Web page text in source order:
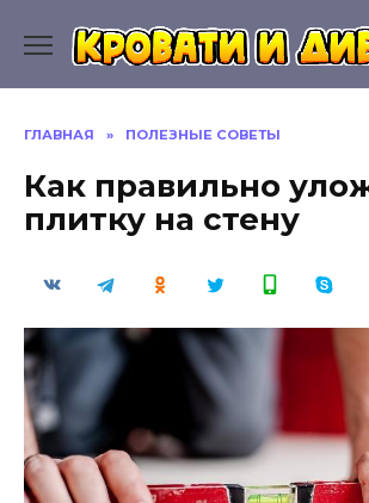
содержанию
ГЛАВНАЯ » ПОЛЕЗНЫЕ СОВЕТЫ
Как правильно
плитку на стену